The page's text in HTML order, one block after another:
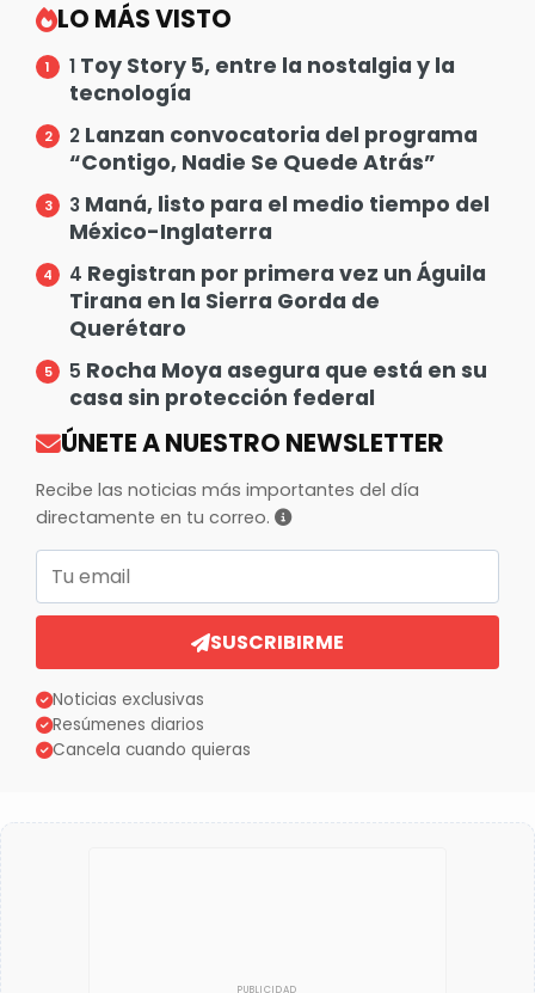
LO MÁS VISTO
1 Toy Story 5, entre la nostalgia y la
tecnología
2 Lanzan convocatoria del programa
“Contigo, Nadie Se Quede Atrás”
3 Maná, listo para el medio tiempo del
México-Inglaterra
4 Registran por primera vez un Águila
Tirana en la Sierra Gorda de
Querétaro
5 Rocha Moya asegura que está en su
casa sin protección federal
ÚNETE A NUESTRO NEWSLETTER
Recibe las noticias más importantes del día
directamente en tu correo.
Correo electrónico
SUSCRIBIRME
Noticias exclusivas
Resúmenes diarios
Cancela cuando quieras